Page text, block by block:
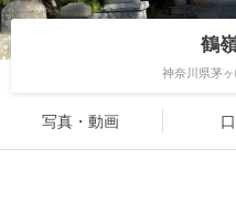
鶴
神奈川県茅
写真・動画